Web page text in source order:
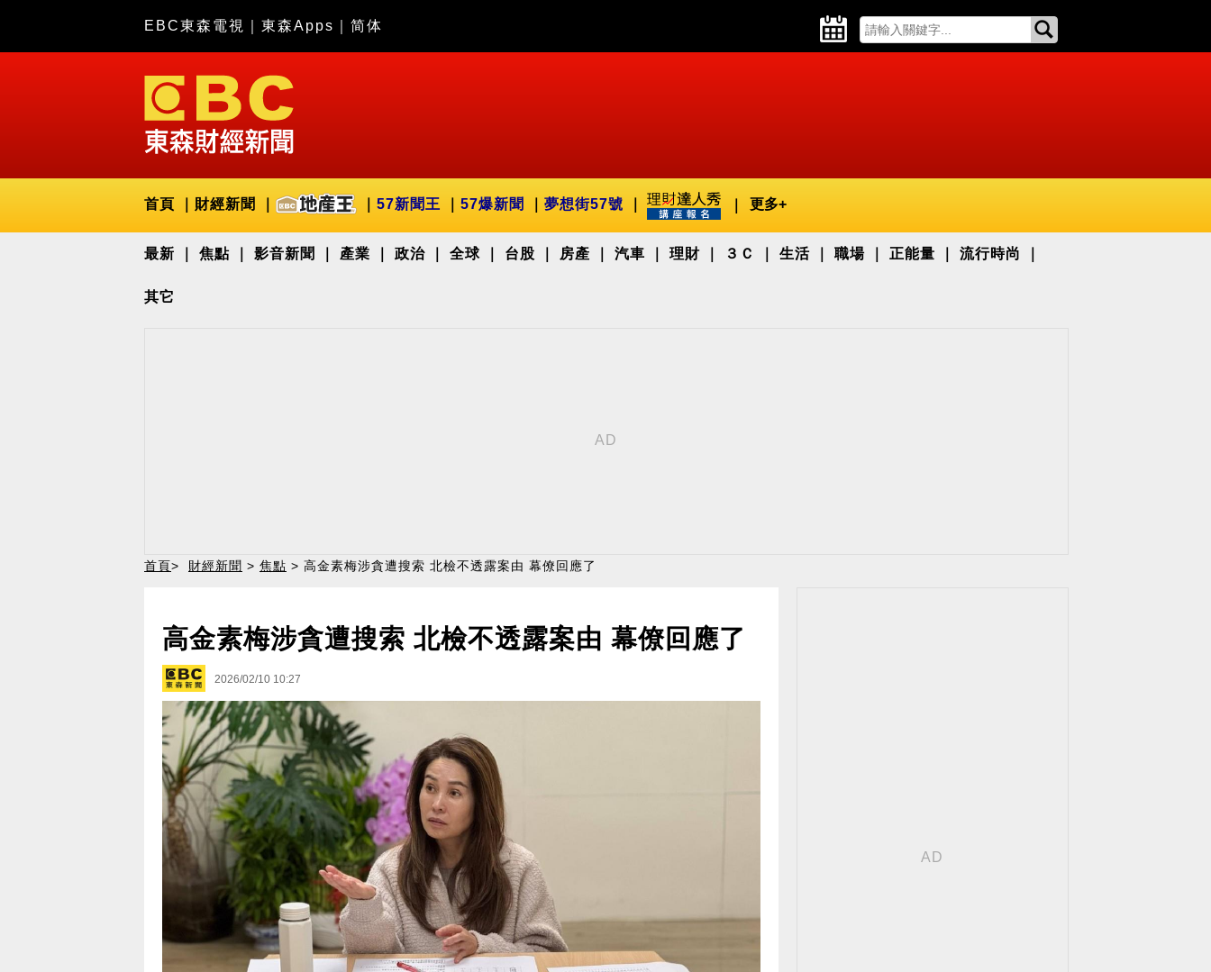
EBC東森電視 東森Apps 简体
首頁 財經新聞 57新聞王 57爆新聞 夢想街57號 更多+
最新 焦點 影音新聞 產業 政治 全球 台股 房產 汽車 理財 ３Ｃ 生活 職場 正能量 流行時尚
其它
首頁> 財經新聞 > 焦點 > 高金素梅涉貪遭搜索 北檢不透露案由 幕僚回應了
高金素梅涉貪遭搜索 北檢不透露案由 幕僚回應了
2026/02/10 10:27